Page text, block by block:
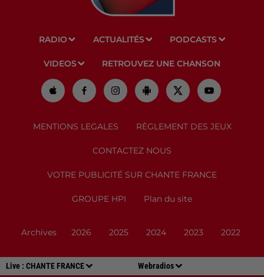
Live : CHANTE FRANCE Webradios
RADIO ACTUALITÉS PODCASTS
VIDEOS RETROUVEZ UNE CHANSON
MENTIONS LEGALES RÈGLEMENT DES JEUX
CONTACTEZ NOUS
VOTRE PUBLICITÉ SUR CHANTE FRANCE
GROUPE HPI Plan du site
Archives 2026 2025 2024 2023 2022